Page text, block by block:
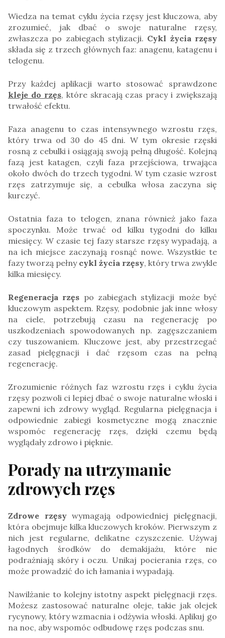
Wiedza na temat cyklu życia rzęsy jest kluczowa, aby
zrozumieć, jak dbać o swoje naturalne rzęsy,
zwłaszcza po zabiegach stylizacji. Cykl życia rzęsy
składa się z trzech głównych faz: anagenu, katagenu i
telogenu.
Przy każdej aplikacji warto stosować sprawdzone
kleje do rzęs, które skracają czas pracy i zwiększają
trwałość efektu.
Faza anagenu to czas intensywnego wzrostu rzęs,
który trwa od 30 do 45 dni. W tym okresie rzęski
rosną z cebulki i osiągają swoją pełną długość. Kolejną
fazą jest katagen, czyli faza przejściowa, trwająca
około dwóch do trzech tygodni. W tym czasie wzrost
rzęs zatrzymuje się, a cebulka włosa zaczyna się
kurczyć.
Ostatnia faza to telogen, znana również jako faza
spoczynku. Może trwać od kilku tygodni do kilku
miesięcy. W czasie tej fazy starsze rzęsy wypadają, a
na ich miejsce zaczynają rosnąć nowe. Wszystkie te
fazy tworzą pełny cykl życia rzęsy, który trwa zwykle
kilka miesięcy.
Regeneracja rzęs po zabiegach stylizacji może być
kluczowym aspektem. Rzęsy, podobnie jak inne włosy
na ciele, potrzebują czasu na regenerację po
uszkodzeniach spowodowanych np. zagęszczaniem
czy tuszowaniem. Kluczowe jest, aby przestrzegać
zasad pielęgnacji i dać rzęsom czas na pełną
regenerację.
Zrozumienie różnych faz wzrostu rzęs i cyklu życia
rzęsy pozwoli ci lepiej dbać o swoje naturalne włoski i
zapewni ich zdrowy wygląd. Regularna pielęgnacja i
odpowiednie zabiegi kosmetyczne mogą znacznie
wspomóc regenerację rzęs, dzięki czemu będą
wyglądały zdrowo i pięknie.
Porady na utrzymanie
zdrowych rzęs
Zdrowe rzęsywymagają odpowiedniej pielęgnacji,
która obejmuje kilka kluczowych kroków. Pierwszym z
nich jest regularne, delikatne czyszczenie. Używaj
łagodnych środków do demakijażu, które nie
podrażniają skóry i oczu. Unikaj pocierania rzęs, co
może prowadzić do ich łamania i wypadają.
Nawilżanie to kolejny istotny aspekt pielęgnacji rzęs.
Możesz zastosować naturalne oleje, takie jak olejek
rycynowy, który wzmacnia i odżywia włoski. Aplikuj go
na noc, aby wspomóc odbudowę rzęs podczas snu.